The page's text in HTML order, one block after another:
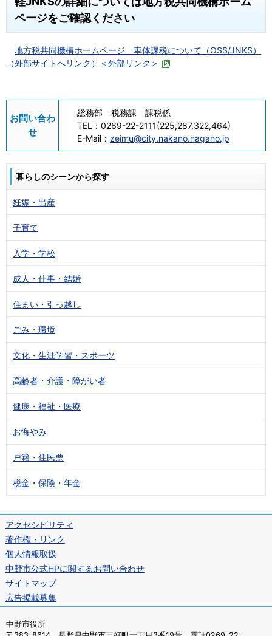
ページをご確認ください
地方税共同機構ホームページ 車体課税について（OSS/JNKS）
（外部サイトへリンク）＜外部リンク＞
お問い合わ
せ
総務部 税務課 課税係
TEL： 0269-22-2111(225,287,322,464)
E-Mail： zeimu@city.nakano.nagano.jp
暮らしのシーンから探す
妊娠・出産
子育て
入学・学校
成人・仕事・結婚
住まい・引っ越し
ごみ・環境
文化・生涯学習・スポーツ
高齢者・介護・障がい者
健康・福祉・医療
お悔やみ
戸籍・住民票
税金・保険・年金
アクセシビリティ
著作権・リンク
個人情報取扱
中野市公式HPに関するお問い合わせ
サイトマップ
広告掲載募集
中野市役所